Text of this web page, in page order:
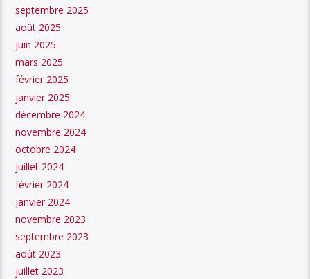
septembre 2025
août 2025
juin 2025
mars 2025
février 2025
janvier 2025
décembre 2024
novembre 2024
octobre 2024
juillet 2024
février 2024
janvier 2024
novembre 2023
septembre 2023
août 2023
juillet 2023